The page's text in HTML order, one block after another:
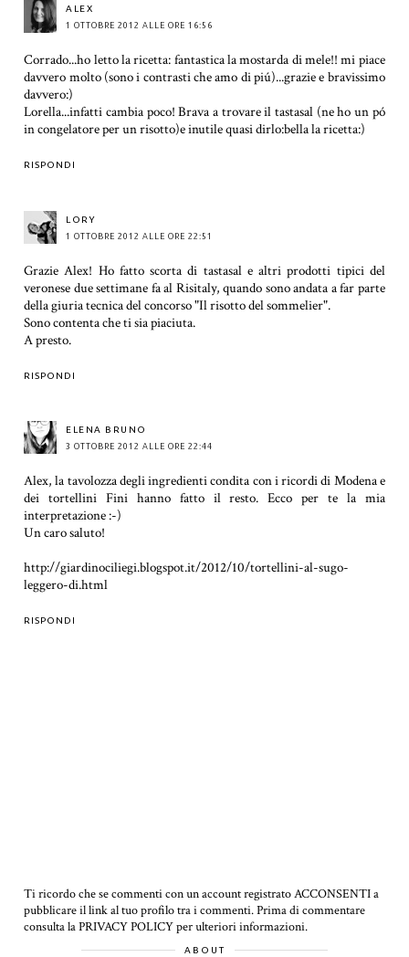
ALEX
1 OTTOBRE 2012 ALLE ORE 16:56
Corrado...ho letto la ricetta: fantastica la mostarda di mele!! mi piace
davvero molto (sono i contrasti che amo di piú)...grazie e bravissimo
davvero:)
Lorella...infatti cambia poco! Brava a trovare il tastasal (ne ho un pó
in congelatore per un risotto)e inutile quasi dirlo:bella la ricetta:)
RISPONDI
LORY
1 OTTOBRE 2012 ALLE ORE 22:51
Grazie Alex! Ho fatto scorta di tastasal e altri prodotti tipici del
veronese due settimane fa al Risitaly, quando sono andata a far parte
della giuria tecnica del concorso "Il risotto del sommelier".
Sono contenta che ti sia piaciuta.
A presto.
RISPONDI
ELENA BRUNO
3 OTTOBRE 2012 ALLE ORE 22:44
Alex, la tavolozza degli ingredienti condita con i ricordi di Modena e
dei tortellini Fini hanno fatto il resto. Ecco per te la mia
interpretazione :-)
Un caro saluto!
http://giardinociliegi.blogspot.it/2012/10/tortellini-al-sugo-
leggero-di.html
RISPONDI
Ti ricordo che se commenti con un account registrato ACCONSENTI a
pubblicare il link al tuo profilo tra i commenti.Prima di commentare
consulta la PRIVACY POLICY per ulteriori informazioni.
ABOUT